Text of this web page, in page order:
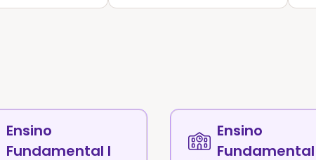
Ensino
Fundamental I
Ensino
Fundamental